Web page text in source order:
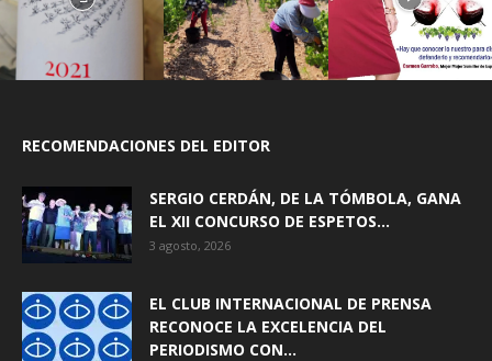
RECOMENDACIONES DEL EDITOR
SERGIO CERDÁN, DE LA TÓMBOLA, GANA
EL XII CONCURSO DE ESPETOS...
3 agosto, 2026
EL CLUB INTERNACIONAL DE PRENSA
RECONOCE LA EXCELENCIA DEL
PERIODISMO CON...